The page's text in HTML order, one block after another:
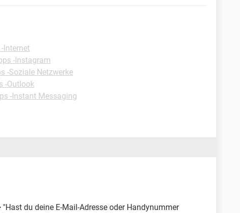
Internet
-Instagram
-Soziale Netzwerke
-Outlook
-Instant Messaging
"Hast du deine E-Mail-Adresse oder Handynummer